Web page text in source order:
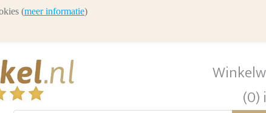
(0)
(meer informatie)